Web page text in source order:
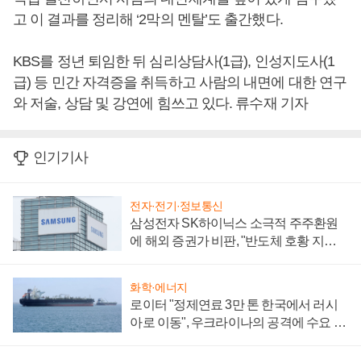
고 이 결과를 정리해 ‘2막의 멘탈’도 출간했다.
KBS를 정년 퇴임한 뒤 심리상담사(1급), 인성지도사(1
급) 등 민간 자격증을 취득하고 사람의 내면에 대한 연구
와 저술, 상담 및 강연에 힘쓰고 있다. 류수재 기자
인기기사
전자·전기·정보통신
삼성전자 SK하이닉스 소극적 주주환원
에 해외 증권가 비판, "반도체 호황 지속
화학·에너지
로이터 "정제연료 3만 톤 한국에서 러시
아로 이동", 우크라이나의 공격에 수요 늘